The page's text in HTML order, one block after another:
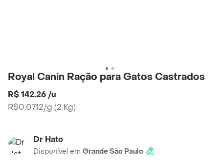
Royal Canin Ração para Gatos Castrados
R$ 142,26 /u
R$0.0712/g (2 Kg)
Dr Hato
Disponível em Grande São Paulo